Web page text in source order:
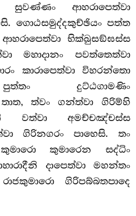
සුවණ්ණං ආහරාපෙත්වා
ගොඨසමුද්දකුච්ඡියං පත්ත
භික්ඛුසඞ්ඝස්ස
මහාදානං පවත්තෙත්වා
කාරාපෙත්වා විහරන්තො
දුට්ඨගාමණිං
ත්වං ගන්ත්වා ගිරිම්හි
වත්වා අමච්චඤ්චස්ස
ගිරිනගරං පාහෙසි. තං
කුමාරෙන සද්ධිං
දාපෙත්වා මහන්තං
ගිරිපබ්බතපාදෙ